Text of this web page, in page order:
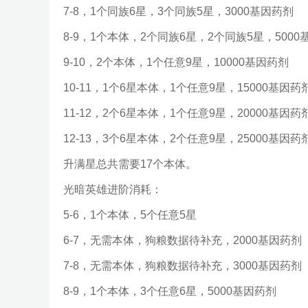
7-8，1个同族6星，3个同族5星，3000基因药剂
8-9，1个本体，2个同族6星，2个同族5星，5000
9-10，2个本体，1个任意9星，10000基因药剂
10-11，1个6星本体，1个任意9星，15000基因药
11-12，2个6星本体，1个任意9星，20000基因药
12-13，3个6星本体，2个任意9星，25000基因药
升满星总共需要17个本体。
光暗英雄进阶消耗：
5-6，1个本体，5个任意5星
6-7，无需本体，狗粮数据待补充，2000基因药剂
7-8，无需本体，狗粮数据待补充，3000基因药剂
8-9，1个本体，3个任意6星，5000基因药剂